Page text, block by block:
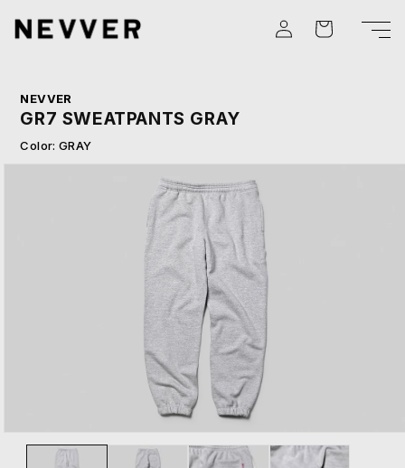
ンツに
進む
グ
イ
ー
NEVVER
GR7 SWEATPANTS GRAY
Color: GRAY
商品情